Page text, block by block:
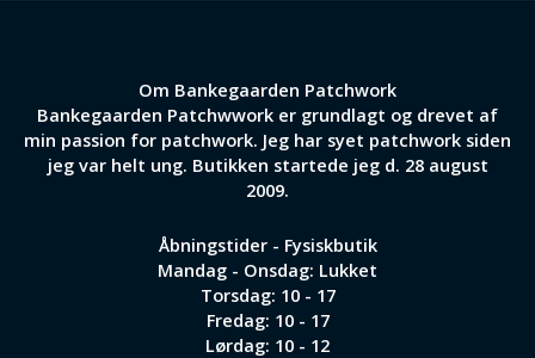
Om Bankegaarden Patchwork
Bankegaarden Patchwwork er grundlagt og drevet af
min passion for patchwork. Jeg har syet patchwork siden
jeg var helt ung. Butikken startede jeg d. 28 august
2009.
Åbningstider - Fysiskbutik
Mandag - Onsdag: Lukket
Torsdag: 10 - 17
Fredag: 10 - 17
Lørdag: 10 - 12